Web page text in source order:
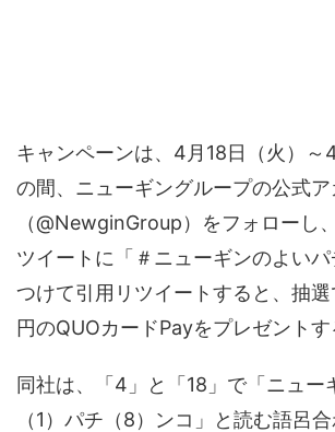
キャンペーンは、4月18日（火）～
の間、ニューギングループの公式ア
（@NewginGroup）をフォローし
ツイートに「＃ニューギンのよい
つけて引用リツイートすると、抽
円のQUOカードPayをプレゼントす
同社は、「4」と「18」で「ニュー
（1）パチ（8）ンコ」と読む語呂